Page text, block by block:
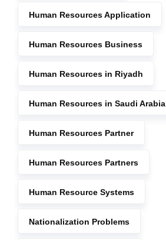
Human Resources Application
Human Resources Business
Human Resources in Riyadh
Human Resources in Saudi Arabia
Human Resources Partner
Human Resources Partners
Human Resource Systems
Nationalization Problems